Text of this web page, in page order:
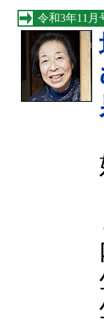
令和3年11月